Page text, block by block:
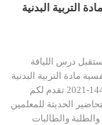
التربية البدنية
درس اللياقة
مادة التربية البدنية
مقررات 1442-2021 تقدم لكم
الحديثة للمعلمين
والطالبات